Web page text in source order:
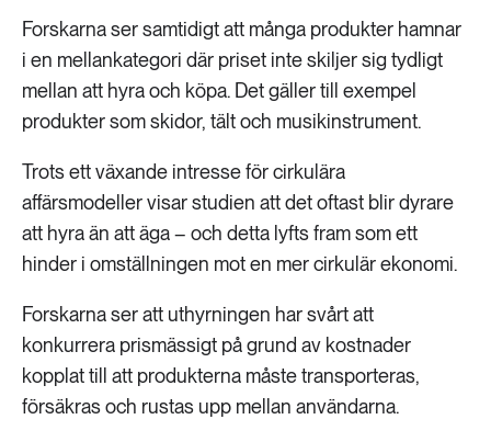
Forskarna ser samtidigt att många produkter hamnar
i en mellankategori där priset inte skiljer sig tydligt
mellan att hyra och köpa. Det gäller till exempel
produkter som skidor, tält och musikinstrument.
Trots ett växande intresse för cirkulära
affärsmodeller visar studien att det oftast blir dyrare
att hyra än att äga – och detta lyfts fram som ett
hinder i omställningen mot en mer cirkulär ekonomi.
Forskarna ser att uthyrningen har svårt att
konkurrera prismässigt på grund av kostnader
kopplat till att produkterna måste transporteras,
försäkras och rustas upp mellan användarna.